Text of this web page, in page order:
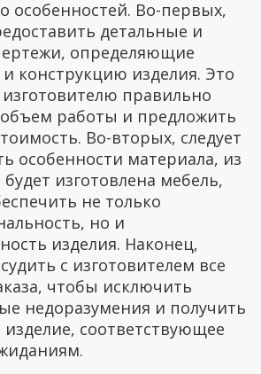
особенностей. Во-первых,
детальные и
определяющие
конструкцию изделия. Это
правильно
работы и предложить
Во-вторых, следует
особенности материала, из
будет изготовлена мебель,
не только
но и
изделия. Наконец,
с изготовителем все
чтобы исключить
недоразумения и получить
изделие, соответствующее